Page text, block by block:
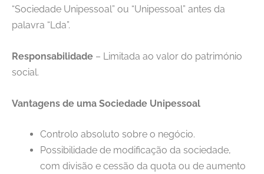
“Sociedade Unipessoal” ou “Unipessoal” antes da
palavra “Lda”.
Responsabilidade – Limitada ao valor do património
social.
Vantagens de uma Sociedade Unipessoal
Controlo absoluto sobre o negócio.
Possibilidade de modificação da sociedade,
com divisão e cessão da quota ou de aumento